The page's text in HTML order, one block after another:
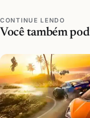
CONTINUE LENDO
Você também